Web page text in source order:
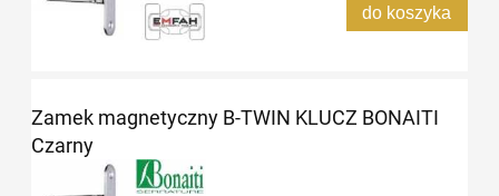
do koszyka
Zamek magnetyczny B-TWIN KLUCZ BONAITI
Czarny